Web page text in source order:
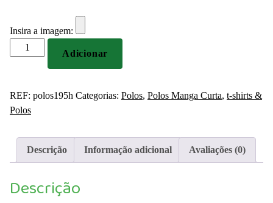
Insira a imagem:
Quantidade
de
senhora
Personalizado
Adicionar
REF: polos195h Categorias: Polos, Polos Manga Curta, t-shirts &
Polos
Descrição Informação adicional Avaliações (0)
Descrição